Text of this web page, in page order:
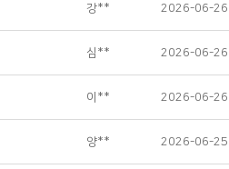
강** 2026-06-26
심** 2026-06-26
이** 2026-06-26
양** 2026-06-25